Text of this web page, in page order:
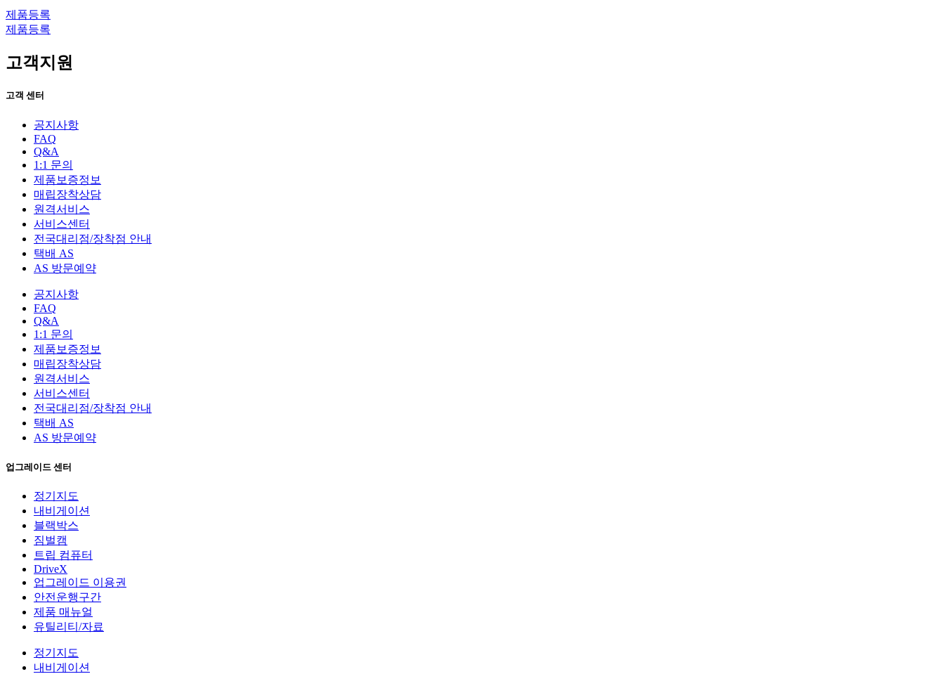
제품등록
제품등록
고객지원
고객 센터
공지사항
FAQ
Q&A
1:1 문의
제품보증정보
매립장착상담
원격서비스
서비스센터
전국대리점/장착점 안내
택배 AS
AS 방문예약
공지사항
FAQ
Q&A
1:1 문의
제품보증정보
매립장착상담
원격서비스
서비스센터
전국대리점/장착점 안내
택배 AS
AS 방문예약
업그레이드 센터
정기지도
내비게이션
블랙박스
짐벌캠
트립 컴퓨터
DriveX
업그레이드 이용권
안전운행구간
제품 매뉴얼
유틸리티/자료
정기지도
내비게이션